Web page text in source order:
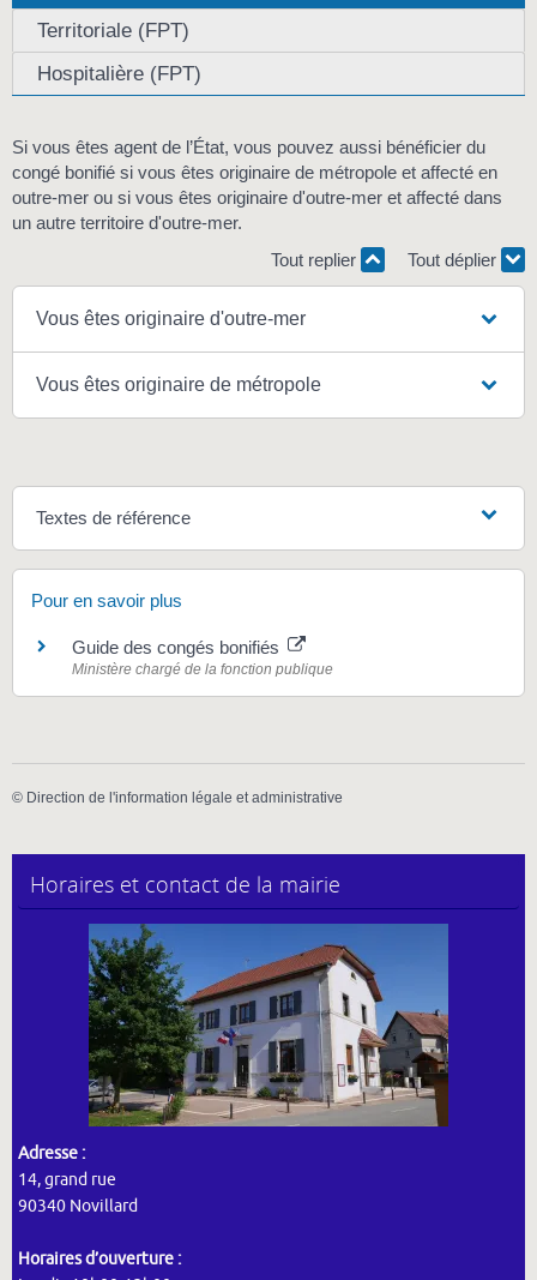
Territoriale (FPT)
Hospitalière (FPT)
Si vous êtes agent de l’État, vous pouvez aussi bénéficier du
congé bonifié si vous êtes originaire de métropole et affecté en
outre-mer ou si vous êtes originaire d'outre-mer et affecté dans
un autre territoire d'outre-mer.
Tout replier
Tout déplier
Vous êtes originaire d'outre-mer
Vous êtes originaire de métropole
Textes de référence
Pour en savoir plus
Guide des congés bonifiés
Ministère chargé de la fonction publique
© Direction de l'information légale et administrative
Horaires et contact de la mairie
Adresse :
14, grand rue
90340 Novillard
Horaires d’ouverture :